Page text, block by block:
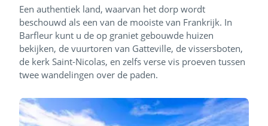
Een authentiek land, waarvan het dorp wordt
beschouwd als een van de mooiste van Frankrijk. In
Barfleur kunt u de op graniet gebouwde huizen
bekijken, de vuurtoren van Gatteville, de vissersboten,
de kerk Saint-Nicolas, en zelfs verse vis proeven tussen
twee wandelingen over de paden.